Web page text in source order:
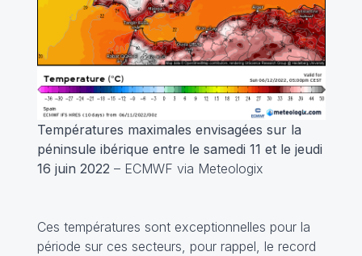
Températures maximales envisagées sur la
péninsule ibérique entre le samedi 11 et le jeudi
16 juin 2022 – ECMWF via Meteologix
Ces températures sont exceptionnelles pour la
période sur ces secteurs, pour rappel, le record